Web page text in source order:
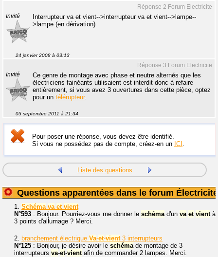
Réponse 2 Forum Electricite
Invité
Interrupteur va et vient-->interrupteur va et vient-->lampe--
>lampe (en dérivation)
24 janvier 2008 à 03:13
Réponse 3 Forum Electricite
Invité
Ce genre de montage avec phase et neutre alternés que les
électriciens fainéants utilisaient est interdit donc à refaire
entièrement, si vous avez 3 ouvertures dans cette pièce, optez
pour un télérupteur.
05 septembre 2011 à 21:34
Pour poser une réponse, vous devez être identifié.
Si vous ne possédez pas de compte, créez-en un ICI
Liste des questions
Questions apparentées dans le forum Électricité
1. Schéma va et vient
N°593 : Bonjour. Pourriez-vous me donner le schéma d'un va et vient à
3 points d'allumage ? Merci.
2. branchement électrique Va-et-vient 3 interrupteurs
N°125 : Bonjour, je désire avoir le schéma de montage de 3
interrupteurs va-et-vient afin de commander 2 lampes. Merci.